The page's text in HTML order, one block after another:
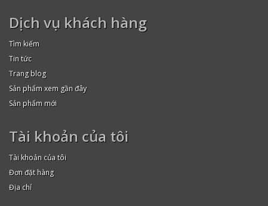
Dịch vụ khách hàng
Tìm kiếm
Tin tức
Trang blog
Sản phẩm xem gần đây
Sản phẩm mới
Tài khoản của tôi
Tài khoản của tôi
Đơn đặt hàng
Địa chỉ